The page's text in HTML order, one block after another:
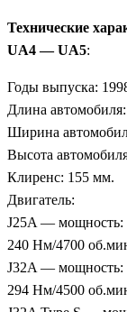
Технические
UA4 — UA5:
Годы выпуска:
Длина
Ширина
Высота
Клиренс: 155 мм.
Двигатель:
J25A — мощность:
240 Нм/4700
J32A — мощность:
294 Нм/4500